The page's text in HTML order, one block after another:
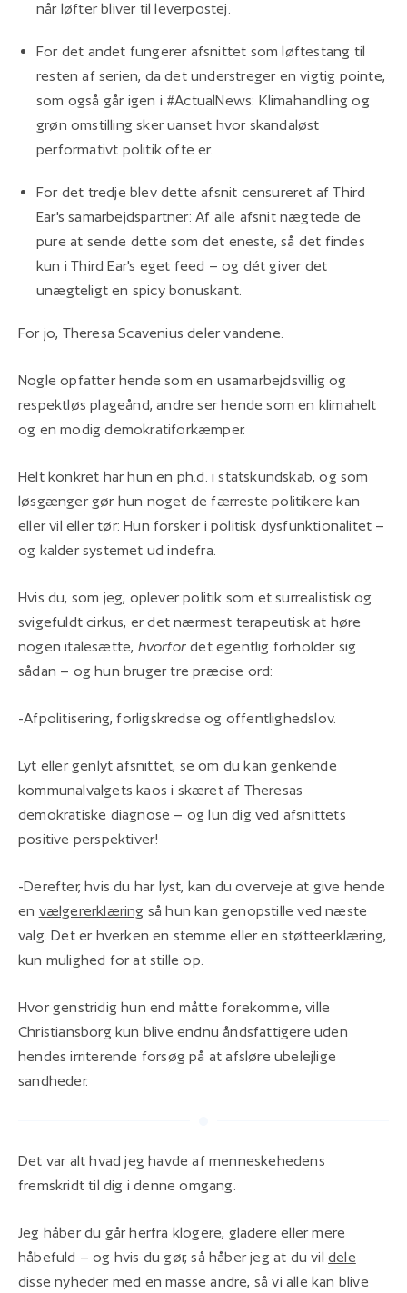
når løfter bliver til leverpostej.
For det andet fungerer afsnittet som løftestang til
resten af serien, da det understreger en vigtig pointe,
som også går igen i #ActualNews: Klimahandling og
grøn omstilling sker uanset hvor skandaløst
performativt politik ofte er.
For det tredje blev dette afsnit censureret af Third
Ear's samarbejdspartner: Af alle afsnit nægtede de
pure at sende dette som det eneste, så det findes
kun i Third Ear's eget feed – og dét giver det
unægteligt en spicy bonuskant.
For jo, Theresa Scavenius deler vandene.
Nogle opfatter hende som en usamarbejdsvillig og
respektløs plageånd, andre ser hende som en klimahelt
og en modig demokratiforkæmper.
Helt konkret har hun en ph.d. i statskundskab, og som
løsgænger gør hun noget de færreste politikere kan
eller vil eller tør: Hun forsker i politisk dysfunktionalitet –
og kalder systemet ud indefra.
Hvis du, som jeg, oplever politik som et surrealistisk og
svigefuldt cirkus, er det nærmest terapeutisk at høre
nogen italesætte, hvorfor det egentlig forholder sig
sådan – og hun bruger tre præcise ord:
-Afpolitisering, forligskredse og offentlighedslov.
Lyt eller genlyt afsnittet, se om du kan genkende
kommunalvalgets kaos i skæret af Theresas
demokratiske diagnose – og lun dig ved afsnittets
positive perspektiver!
-Derefter, hvis du har lyst, kan du overveje at give hende
en vælgererklæring så hun kan genopstille ved næste
valg. Det er hverken en stemme eller en støtteerklæring,
kun mulighed for at stille op.
Hvor genstridig hun end måtte forekomme, ville
Christiansborg kun blive endnu åndsfattigere uden
hendes irriterende forsøg på at afsløre ubelejlige
sandheder.
Det var alt hvad jeg havde af menneskehedens
fremskridt til dig i denne omgang.
Jeg håber du går herfra klogere, gladere eller mere
håbefuld – og hvis du gør, så håber jeg at du vildele
disse nyhedermed en masse andre, så vi alle kan blive